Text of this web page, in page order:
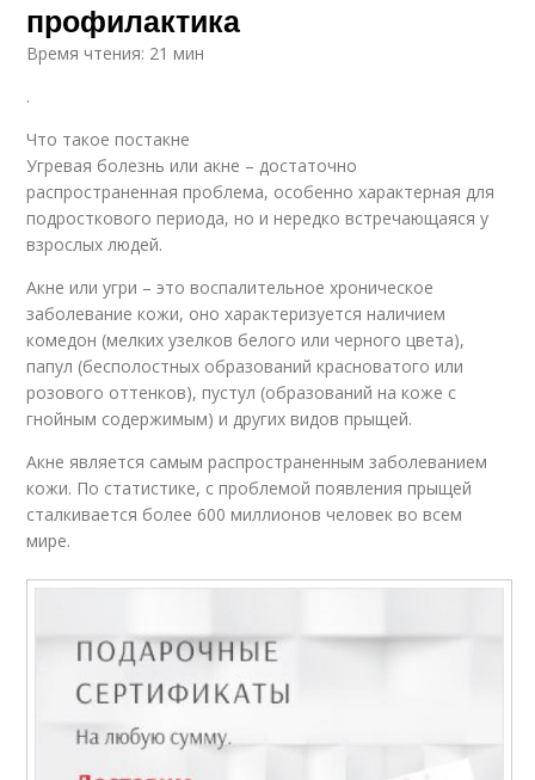
профилактика
Время чтения: 21 мин
.
Что такое постакне
Угревая болезнь или акне – достаточно
распространенная проблема, особенно характерная для
подросткового периода, но и нередко встречающаяся у
взрослых людей.
Акне или угри – это воспалительное хроническое
заболевание кожи, оно характеризуется наличием
комедон (мелких узелков белого или черного цвета),
папул (бесполостных образований красноватого или
розового оттенков), пустул (образований на коже с
гнойным содержимым) и других видов прыщей.
Акне является самым распространенным заболеванием
кожи. По статистике, с проблемой появления прыщей
сталкивается более 600 миллионов человек во всем
мире.